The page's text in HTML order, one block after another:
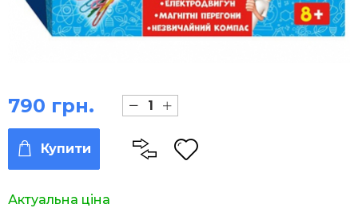
Актуальна ціна
790 грн.
Купити